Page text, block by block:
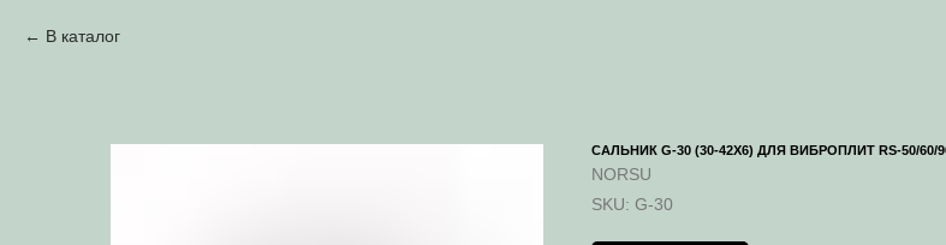
В каталог
CАЛЬНИК G-30 (30-42X6) ДЛЯ ВИБРОПЛИТ RS-50/60/
NORSU
SKU: G-30